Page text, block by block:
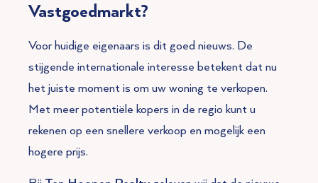
Vastgoedmarkt?
Voor huidige eigenaars is dit goed nieuws. De
stijgende internationale interesse betekent dat nu
het juiste moment is om uw woning te verkopen.
Met meer potentiële kopers in de regio kunt u
rekenen op een snellere verkoop en mogelijk een
hogere prijs.